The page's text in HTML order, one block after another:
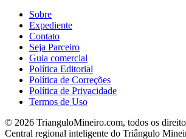
Sobre
Expediente
Contato
Seja Parceiro
Guia comercial
Política Editorial
Política de Correções
Política de Privacidade
Termos de Uso
© 2026 TrianguloMineiro.com, todos os
Central regional inteligente do Triângulo